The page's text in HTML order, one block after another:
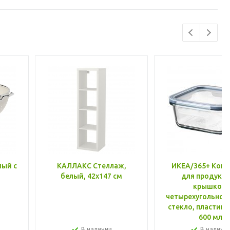
с
КАЛЛАКС Стеллаж,
белый, 42x147 см
ИКЕА/365+
для
крышкой,
стекло, пластик
600 мл